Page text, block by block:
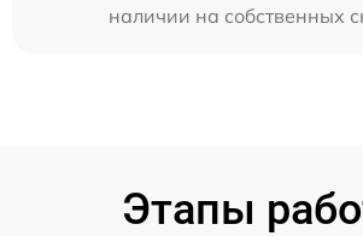
наличии на собственных
Этапы